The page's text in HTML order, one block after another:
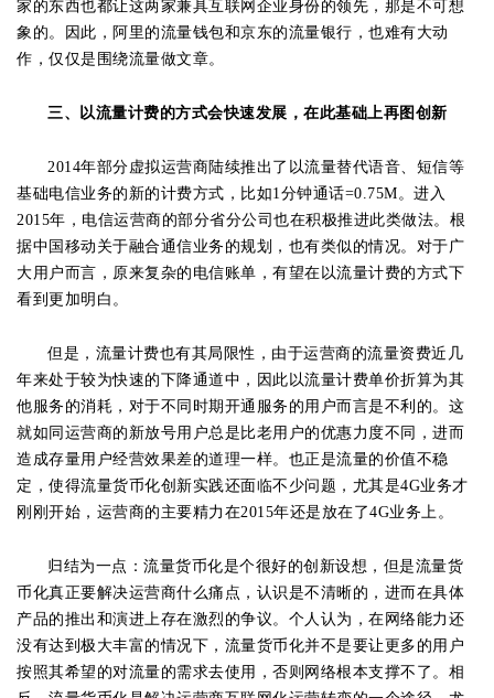
家的东西也都让这两家兼具互联网企业身份的领先，那是不可想
象的。因此，阿里的流量钱包和京东的流量银行，也难有大动
作，仅仅是围绕流量做文章。
三、以流量计费的方式会快速发展，在此基础上再图创新
2014年部分虚拟运营商陆续推出了以流量替代语音、短信等
基础电信业务的新的计费方式，比如1分钟通话=0.75M。进入
2015年，电信运营商的部分省分公司也在积极推进此类做法。根
据中国移动关于融合通信业务的规划，也有类似的情况。对于广
大用户而言，原来复杂的电信账单，有望在以流量计费的方式下
看到更加明白。
但是，流量计费也有其局限性，由于运营商的流量资费近几
年来处于较为快速的下降通道中，因此以流量计费单价折算为其
他服务的消耗，对于不同时期开通服务的用户而言是不利的。这
就如同运营商的新放号用户总是比老用户的优惠力度不同，进而
造成存量用户经营效果差的道理一样。也正是流量的价值不稳
定，使得流量货币化创新实践还面临不少问题，尤其是4G业务才
刚刚开始，运营商的主要精力在2015年还是放在了4G业务上。
归结为一点：流量货币化是个很好的创新设想，但是流量货
币化真正要解决运营商什么痛点，认识是不清晰的，进而在具体
产品的推出和演进上存在激烈的争议。个人认为，在网络能力还
没有达到极大丰富的情况下，流量货币化并不是要让更多的用户
按照其希望的对流量的需求去使用，否则网络根本支撑不了。相